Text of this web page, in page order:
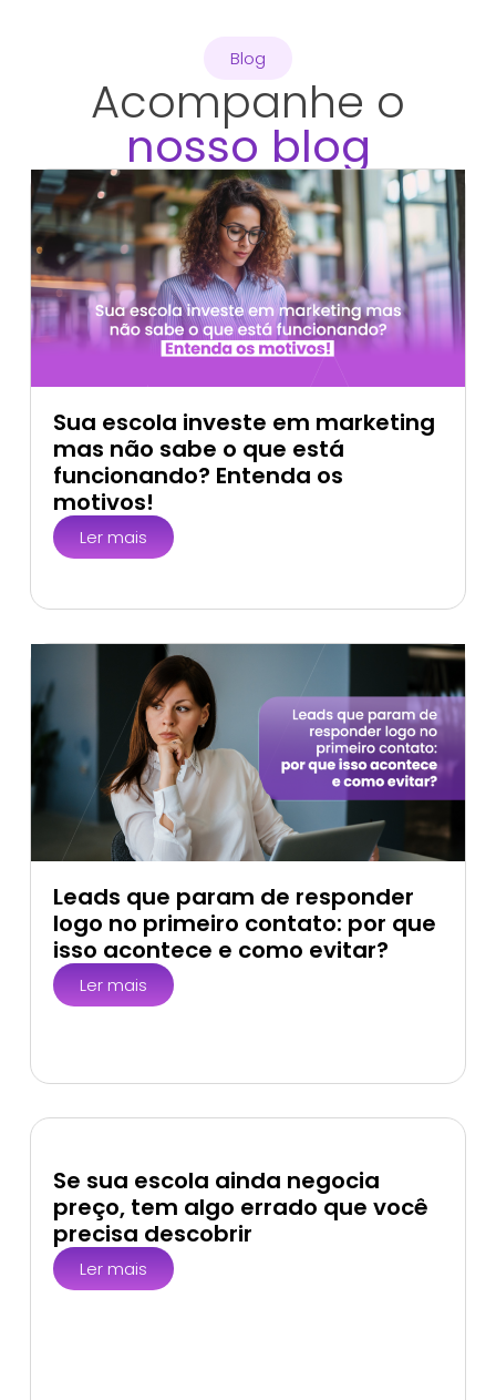
Blog
Acompanhe o
nosso blog
Sua escola investe em marketing
mas não sabe o que está
funcionando? Entenda os
motivos!
Ler mais
Leads que param de responder
logo no primeiro contato: por que
isso acontece e como evitar?
Ler mais
Se sua escola ainda negocia
preço, tem algo errado que você
precisa descobrir
Ler mais